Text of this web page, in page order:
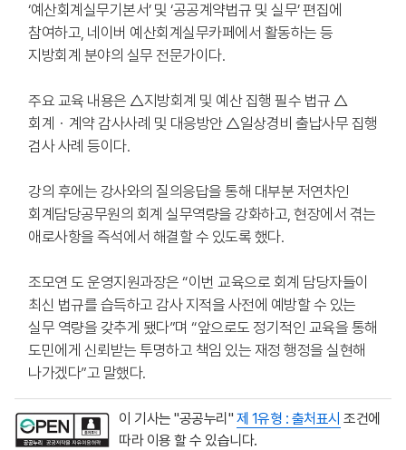
‘예산회계실무기본서’ 및 ‘공공계약법규 및 실무’ 편집에
참여하고, 네이버 예산회계실무카페에서 활동하는 등
지방회계 분야의 실무 전문가이다.
주요 교육 내용은 △지방회계 및 예산 집행 필수 법규 △
회계・계약 감사사례 및 대응방안 △일상경비 출납사무 집행
검사 사례 등이다.
강의 후에는 강사와의 질의응답을 통해 대부분 저연차인
회계담당공무원의 회계 실무역량을 강화하고, 현장에서 겪는
애로사항을 즉석에서 해결할 수 있도록 했다.
조모연 도 운영지원과장은 “이번 교육으로 회계 담당자들이
최신 법규를 습득하고 감사 지적을 사전에 예방할 수 있는
실무 역량을 갖추게 됐다”며 “앞으로도 정기적인 교육을 통해
도민에게 신뢰받는 투명하고 책임 있는 재정 행정을 실현해
나가겠다”고 말했다.
이 기사는 "공공누리" 제 1유형 : 출처표시 조건에
따라 이용 할 수 있습니다.